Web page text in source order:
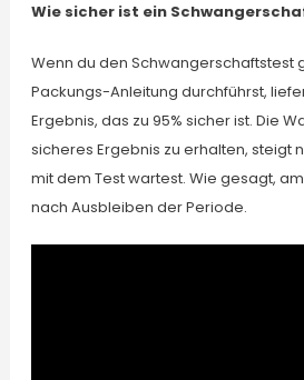
Wie sicher ist ein
Wenn du den Schwangerschaftstest
Packungs-Anleitung durchführst,
Ergebnis, das zu 95% sicher ist. Die
sicheres Ergebnis zu erhalten, steigt
mit dem Test wartest. Wie gesagt,
nach Ausbleiben der Periode.